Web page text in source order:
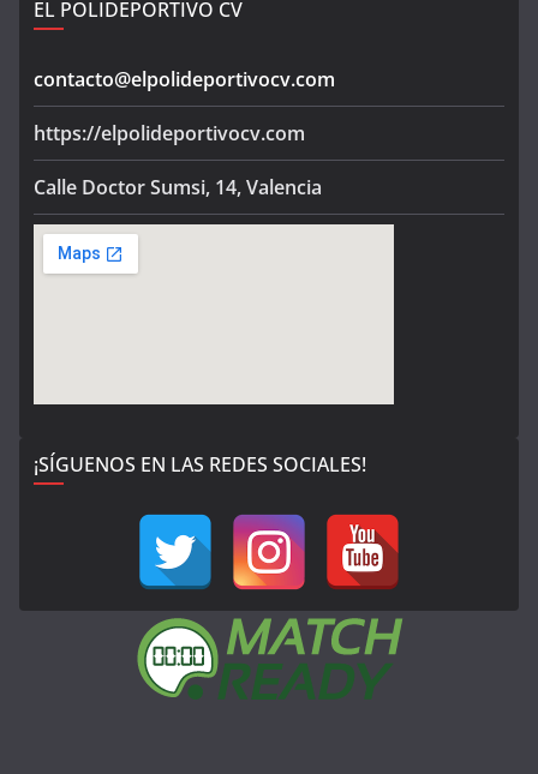
EL POLIDEPORTIVO CV
contacto@elpolideportivocv.com
https://elpolideportivocv.com
Calle Doctor Sumsi, 14, Valencia
¡SÍGUENOS EN LAS REDES SOCIALES!